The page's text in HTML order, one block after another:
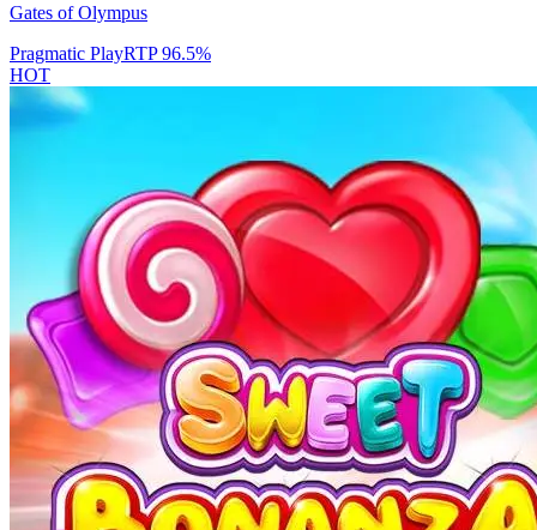
Gates of Olympus
Pragmatic PlayRTP96.5%
HOT